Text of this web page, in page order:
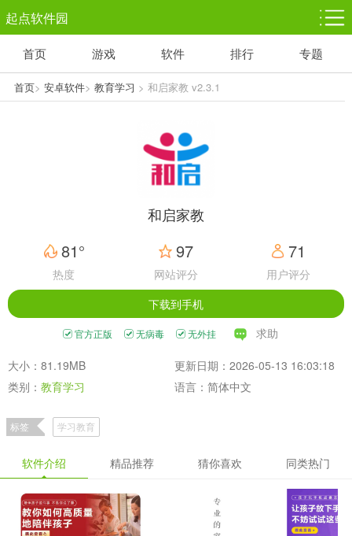
起点软件园
塔防游戏
1千+款游戏
休闲益智
1万+款游戏
体育竞技
5百+款游戏
3百+款游戏
首页 游戏 软件 排行 专题
首页> 安卓软件> 教育学习 > 和启家教 v2.3.1
和启家教
81°
热度
97
网站评分
71
用户评分
下载到手机
官方正版 无病毒 无外挂 求助
大小：81.19MB
更新日期：2026-05-13 16:03:18
类别： 教育学习 语言：简体中文
标签 学习教育
软件介绍 精品推荐 猜你喜欢 同类热门